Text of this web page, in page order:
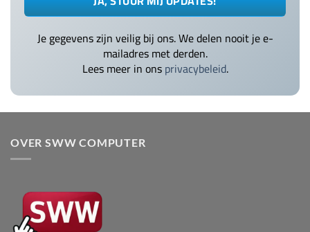
Je gegevens zijn veilig bij ons. We delen nooit je e-
mailadres met derden.
Lees meer in onsprivacybeleid.
OVER SWW COMPUTER